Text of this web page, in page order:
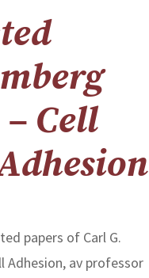
Cell
papers of Carl G.
Adhesion, av professor